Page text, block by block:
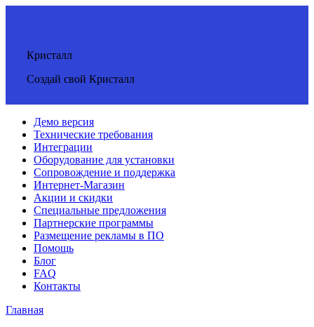
Кристалл
Создай свой Кристалл
Демо версия
Технические требования
Интеграции
Оборудование для установки
Сопровождение и поддержка
Интернет-Магазин
Акции и скидки
Специальные предложения
Партнерские программы
Размещение рекламы в ПО
Помощь
Блог
FAQ
Контакты
Главная